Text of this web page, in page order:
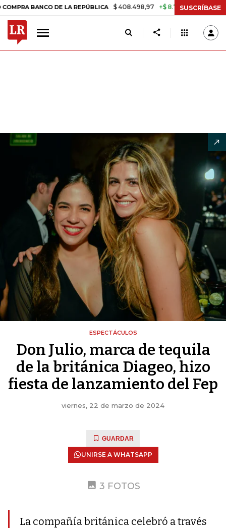
BANCO DE LA REPÚBLICA $ 408.498,97 +$ 8.753,81 +2,19% TASA
SUSCRÍBASE
ESPECTÁCULOS
Don Julio, marca de tequila
de la británica Diageo, hizo
fiesta de lanzamiento del Fep
viernes, 22 de marzo de 2024
GUARDAR
UNIRSE A WHATSAPP
3 FOTOS
La compañía británica celebró a través